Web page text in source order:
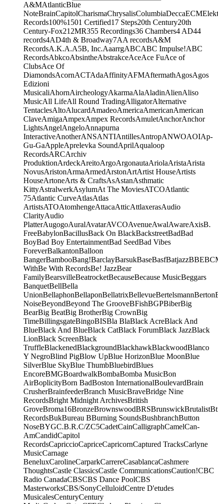
A&MAtlanticBlue
NoteBrainCapitolCharismaChrysalisColumbiaDeccaECM
Records100%1501 Certified17 Steps20th Century20th
Century-Fox21 2MR355 Recordings36 Chambers4 AD44
records4AD4th & Broadway7AA recordsA&M
RecordsA.K.A.A5B, Inc.AaarrgABCABC Impulse!ABC
RecordsAbkcoAbsintheAbstrakceAceAce FuAce of
ClubsAce Of
DiamondsAcornACTAdaAffinityAFMAftermathAgosAgos
Edizioni
MusicaliAhornAircheologyAkarmaAlaAladinAlienAliso
MusicAll LifeAll Round TradingAlligatorAlternative
TentaclesAltoAlucardAmadeoAmericaAmericanAmerican
ClaveAmigaAmpexAmpex RecordsAmuletAnchorAnchor
LightsAngelAngeloAnnapurna
InteractiveAnotherANSANTIAntillesAntropANWOAOIAp-
Gu-GaAppleAprelevka SoundAprilAqualoop
RecordsARCArchiv
ProduktionArdeckAreitoArgoArgonautaAriolaAristaArista
NovusAristonArmaArmedArstonArtArtist HouseArtists
HouseArtoneArts & CraftsAsAstanAsthmatic
KittyAstralwerkAsylumAt The MoviesATCOAtlantic
75Atlantic CurveAtlasAtlas
ArtistsATOAtomhengeAttacaAtticAttlaxerasAudio
ClarityAudio
PlatterAugogoAuralAvatarAVCOAvenueAwalAwareAxisB.
FreeBabylonBacillusBack On BlackBackstreetBadBad
BoyBad Boy EntertainmentBad SeedBad Vibes
ForeverBalkantonBalloon
BangerBambooBang!BarclayBarsukBaseBasfBatjazzBBE
WithBe With RecordsBe! JazzBear
FamilyBearsvilleBeatrocketBecauseBecause MusicBeggars
BanquetBellBella
UnionBellaphonBellaponBellatrixBellevueBertelsmannBerton
NoiseBeyondBeyond The GrooveBFishBGPBiberBig
BearBig BeatBig BrotherBig CrownBig
TimeBillingsgateBingoBISBla BlaBlack AcreBlack And
BlueBlack And BlueBlack CatBlack ForumBlack JazzBlack
LionBlack ScreenBlack
TruffleBlackenedBlackgroundBlackhawkBlackwoodBlanco
Y NegroBlind PigBlow UpBlue HorizonBlue MoonBlue
SilverBlue SkyBlue ThumbBluebirdBlues
EncoreBMGBoardwalkBombaBomba MusicBon
AirBoplicityBorn BadBoston InternationalBoulevardBrain
CrusherBrainfeederBranch MusicBraveBridge Nine
RecordsBright Midnight ArchivesBritish
GroveBroma16BronzeBrownswoodBRSBrunswickBrutalist
RecordsBukBureau BBurning SoundsBushbranchButton
NoseBYGC.B.R.C/ZC5CadetCainCalligraphCamelCan-
AmCandidCapitol
RecordsCapriccioCapriceCapricornCaptured TracksCarlyne
MusicCarnage
BeneluxCarolineCarparkCarrereCasablancaCashmere
ThoughtsCastle ClassicsCastle CommunicationsCaution!CBC
Radio CanadaCBSCBS Dance PoolCBS
MasterworksCBS/SonyCelluloidCentre D'etudes
MusicalesCenturyCentury